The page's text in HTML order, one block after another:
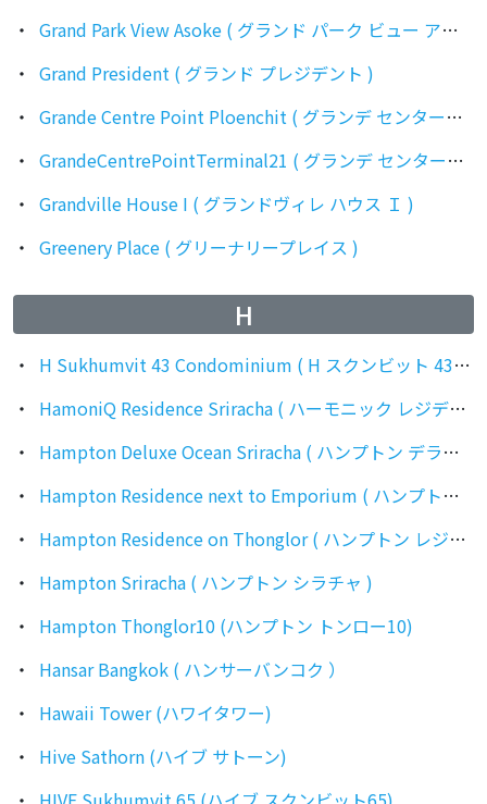
Grand Park View Asoke ( グランド パーク ビュー アソーク )
Grand President ( グランド プレジデント )
Grande Centre Point Ploenchit ( グランデ センターポイント プルンチット )
GrandeCentrePointTerminal21 ( グランデ センターポイント ターミナル21 )
Grandville House I ( グランドヴィレ ハウス Ｉ )
Greenery Place ( グリーナリープレイス )
H
H Sukhumvit 43 Condominium ( H スクンビット 43 コンドミニアム )
HamoniQ Residence Sriracha ( ハーモニック レジデンス シラチャ )
Hampton Deluxe Ocean Sriracha ( ハンプトン デラックス オーシャン シラチャ )
Hampton Residence next to Emporium ( ハンプトン レジデンス ネクスト トゥ エンポリアム ）
Hampton Residence on Thonglor ( ハンプトン レジデンス トンロー )
Hampton Sriracha ( ハンプトン シラチャ )
Hampton Thonglor10 (ハンプトン トンロー10)
Hansar Bangkok ( ハンサーバンコク ）
Hawaii Tower (ハワイタワー)
Hive Sathorn (ハイブ サトーン)